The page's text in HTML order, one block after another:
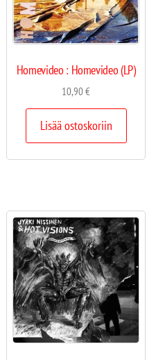
Homevideo : Homevideo (LP)
10,90€
Lisää ostoskoriin